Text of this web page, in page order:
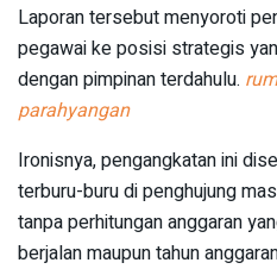
Laporan tersebut menyoroti
pegawai ke posisi strategis
dengan pimpinan terdahulu.
parahyangan
Ironisnya, pengangkatan ini
terburu-buru di penghujung
tanpa perhitungan anggaran
berjalan maupun tahun